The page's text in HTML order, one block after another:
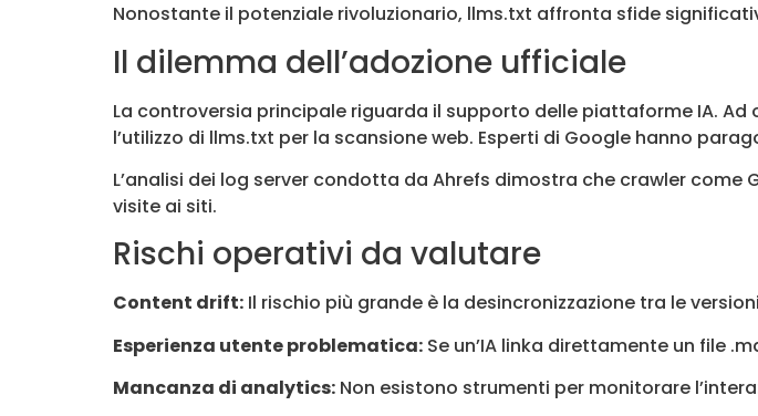
Nonostante il potenziale rivoluzionario, llms.txt affronta sfide
Il dilemma dell’adozione ufficiale
La controversia principale riguarda il supporto delle piattaforme IA.
l’utilizzo di llms.txt per la scansione web. Esperti di Google hanno
L’analisi dei log server condotta da Ahrefs dimostra che crawler come
visite ai siti.
Rischi operativi da valutare
Content drift: Il rischio più grande è la desincronizzazione tra le
Esperienza utente problematica: Se un’IA linka direttamente un file
Mancanza di analytics: Non esistono strumenti per monitorare